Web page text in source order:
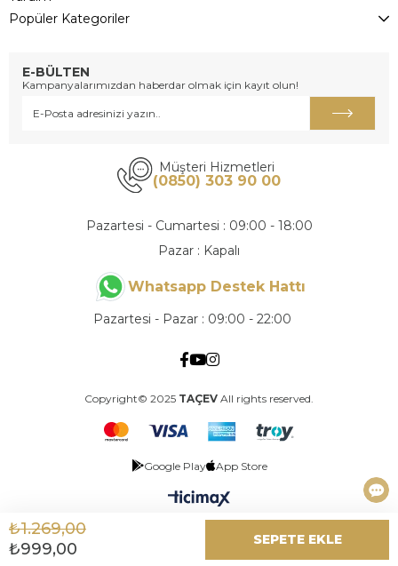
Popüler Kategoriler
E-BÜLTEN
Kampanyalarımızdan haberdar olmak için kayıt olun!
Müşteri Hizmetleri
(0850) 303 90 00
Pazartesi - Cumartesi : 09:00 - 18:00
Pazar : Kapalı
Whatsapp Destek Hattı
Pazartesi - Pazar : 09:00 - 22:00
Copyright© 2025 TAÇEV All rights reserved.
Google Play App Store
₺1.269,00
₺999,00